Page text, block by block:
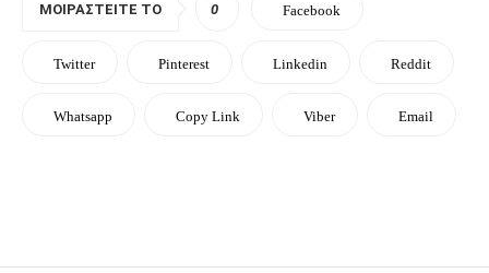
ΜΟΙΡΑΣΤΕΊΤΕ ΤΟ 0 Facebook
Twitter Pinterest Linkedin Reddit
Whatsapp Copy Link Viber Email